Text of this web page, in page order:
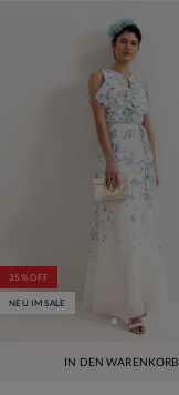
IN DEN WARENKORB
35% OFF
NEU IM SALE